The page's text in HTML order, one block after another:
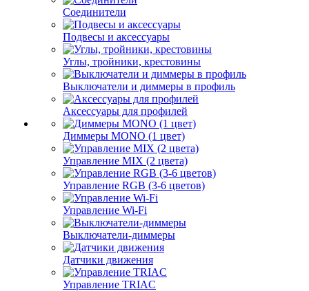
Соединители
Подвесы и аксессуары
Углы, тройники, крестовины
Выключатели и диммеры в профиль
Аксессуары для профилей
Диммеры MONO (1 цвет)
Управление MIX (2 цвета)
Управление RGB (3-6 цветов)
Управление Wi-Fi
Выключатели-диммеры
Датчики движения
Управление TRIAC